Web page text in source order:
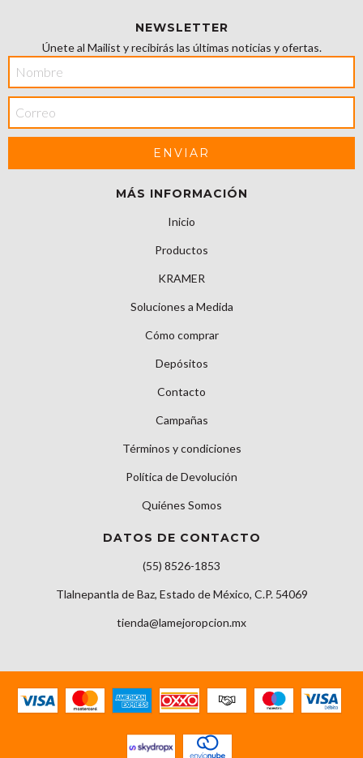
NEWSLETTER
Únete al Mailist y recibirás las últimas noticias y ofertas.
MÁS INFORMACIÓN
Inicio
Productos
KRAMER
Soluciones a Medida
Cómo comprar
Depósitos
Contacto
Campañas
Términos y condiciones
Política de Devolución
Quiénes Somos
DATOS DE CONTACTO
(55) 8526-1853
Tlalnepantla de Baz, Estado de México, C.P. 54069
tienda@lamejoropcion.mx